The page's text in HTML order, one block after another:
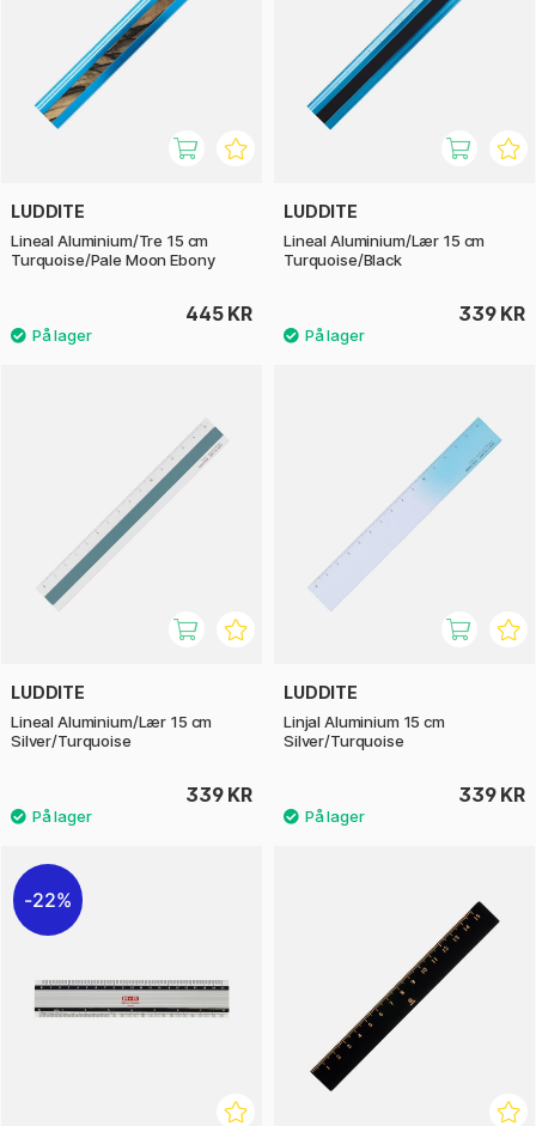
LUDDITE
Lineal Aluminium/Tre 15 cm
Turquoise/Pale Moon Ebony
445 KR
LUDDITE
Lineal Aluminium/Lær 15 cm
Turquoise/Black
339 KR
LUDDITE
Lineal Aluminium/Lær 15 cm
Silver/Turquoise
339 KR
LUDDITE
Linjal Aluminium 15 cm
Silver/Turquoise
339 KR
22%